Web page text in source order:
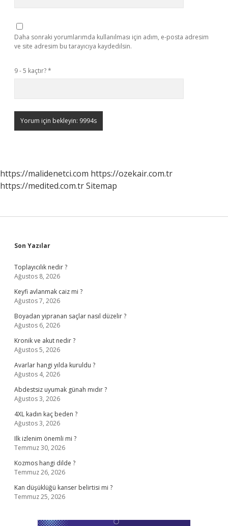
Daha sonraki yorumlarımda kullanılması için adım, e-posta adresim
ve site adresim bu tarayıcıya kaydedilsin.
9 - 5 kaçtır?*
https://malidenetci.com https://ozekair.com.tr
https://medited.com.trSitemap
Sidebar
Son Yazılar
Toplayıcılık nedir ?
Ağustos 8, 2026
Keyfi avlanmak caiz mi ?
Ağustos 7, 2026
Boyadan yipranan saçlar nasıl düzelir ?
Ağustos 6, 2026
Kronik ve akut nedir ?
Ağustos 5, 2026
Avarlar hangi yılda kuruldu ?
Ağustos 4, 2026
Abdestsiz uyumak günah mıdır ?
Ağustos 3, 2026
4XL kadın kaç beden ?
Ağustos 3, 2026
Ilk izlenim önemli mi ?
Temmuz 30, 2026
Kozmos hangi dilde ?
Temmuz 26, 2026
Kan düşüklüğü kanser belirtisi mi ?
Temmuz 25, 2026